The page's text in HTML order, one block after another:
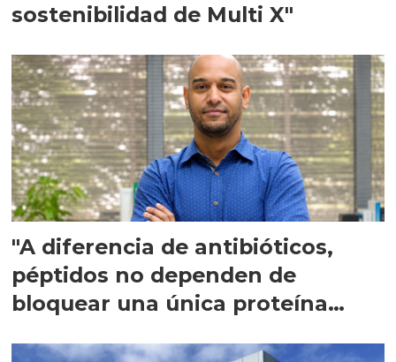
sostenibilidad de Multi X"
"A diferencia de antibióticos,
péptidos no dependen de
bloquear una única proteína